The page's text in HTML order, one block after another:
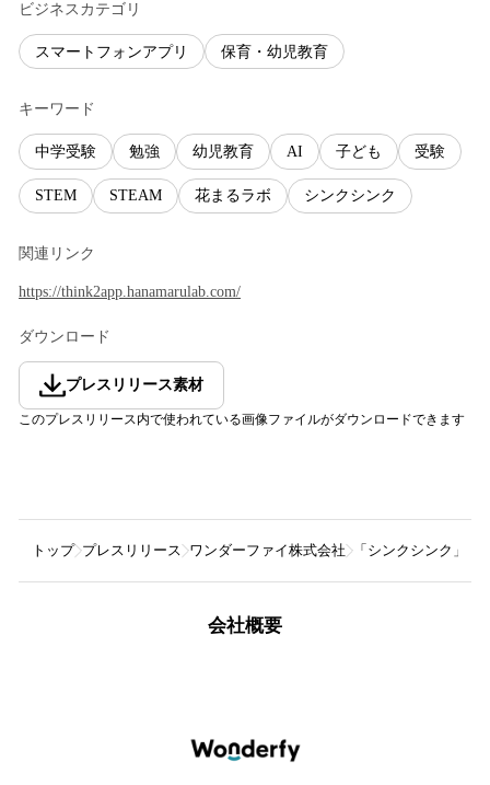
ビジネスカテゴリ
スマートフォンアプリ 保育・幼児教育
キーワード
中学受験 勉強 幼児教育 AI 子ども 受験
STEM STEAM 花まるラボ シンクシンク
関連リンク
https://think2app.hanamarulab.com/
ダウンロード
プレスリリース素材
このプレスリリース内で使われている画像ファイルがダウンロードできます
トップ プレスリリース ワンダーファイ株式会社 「シンクシンク」
会社概要